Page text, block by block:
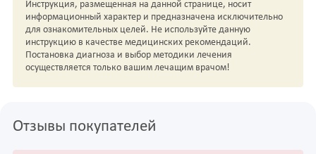
Инструкция, размещенная на данной странице, носит
информационный характер и предназначена исключительно
для ознакомительных целей. Не используйте данную
инструкцию в качестве медицинских рекомендаций.
Постановка диагноза и выбор методики лечения
осуществляется только вашим лечащим врачом!
Отзывы покупателей